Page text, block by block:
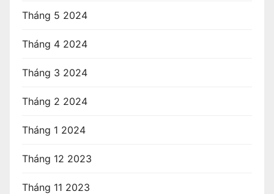
Tháng 5 2024
Tháng 4 2024
Tháng 3 2024
Tháng 2 2024
Tháng 1 2024
Tháng 12 2023
Tháng 11 2023